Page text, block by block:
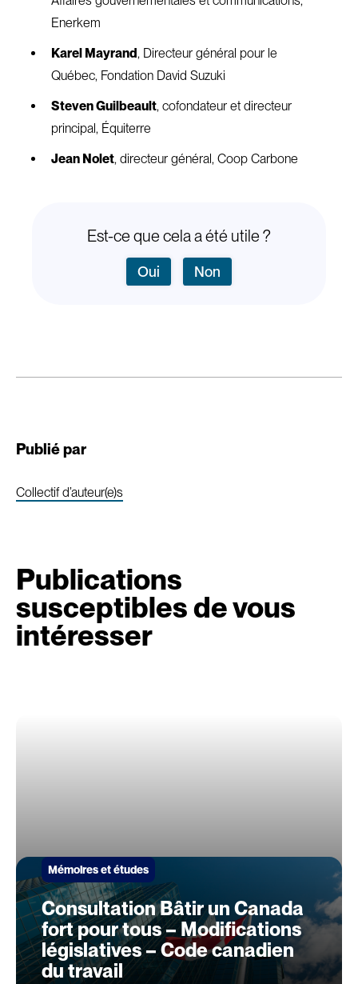
Enerkem
Karel Mayrand, Directeur général pour le
Québec, Fondation David Suzuki
Steven Guilbeault, cofondateur et directeur
principal, Équiterre
Jean Nolet, directeur général, Coop Carbone
Est-ce que cela a été utile ?
Oui Non
Publié par
Collectif d’auteur(e)s
Publications
susceptibles de vous
intéresser
Mémoires et études
Consultation Bâtir un Canada
fort pour tous – Modifications
législatives – Code canadien
du travail